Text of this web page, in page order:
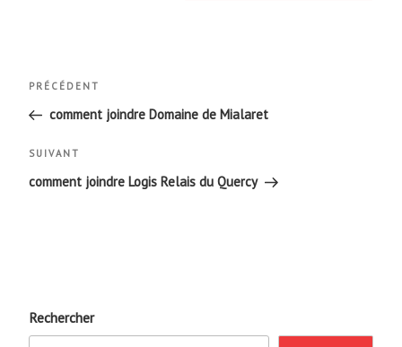
Navigation
de
l’article
Article
précédent
PRÉCÉDENT
comment joindre Domaine de Mialaret
Article
suivant
SUIVANT
comment joindre Logis Relais du Quercy
Rechercher